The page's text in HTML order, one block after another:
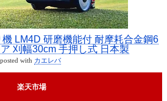
LM4D 研磨機能付 耐摩耗合金鋼6
刈幅30cm 手押し式 日本製
posted with カエレバ
楽天市場